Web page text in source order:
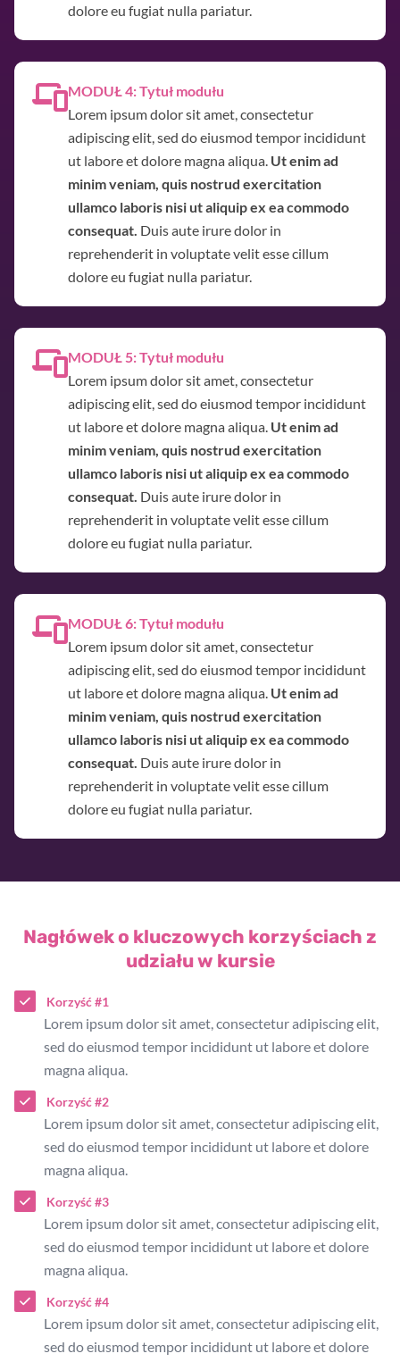
dolore eu fugiat nulla pariatur.
MODUŁ 4: Tytuł modułu
Lorem ipsum dolor sit amet, consectetur
adipiscing elit, sed do eiusmod tempor incididunt
ut labore et dolore magna aliqua. Ut enim ad
minim veniam, quis nostrud exercitation
ullamco laboris nisi ut aliquip ex ea commodo
consequat. Duis aute irure dolor in
reprehenderit in voluptate velit esse cillum
dolore eu fugiat nulla pariatur.
MODUŁ 5: Tytuł modułu
Lorem ipsum dolor sit amet, consectetur
adipiscing elit, sed do eiusmod tempor incididunt
ut labore et dolore magna aliqua. Ut enim ad
minim veniam, quis nostrud exercitation
ullamco laboris nisi ut aliquip ex ea commodo
consequat. Duis aute irure dolor in
reprehenderit in voluptate velit esse cillum
dolore eu fugiat nulla pariatur.
MODUŁ 6: Tytuł modułu
Lorem ipsum dolor sit amet, consectetur
adipiscing elit, sed do eiusmod tempor incididunt
ut labore et dolore magna aliqua. Ut enim ad
minim veniam, quis nostrud exercitation
ullamco laboris nisi ut aliquip ex ea commodo
consequat. Duis aute irure dolor in
reprehenderit in voluptate velit esse cillum
dolore eu fugiat nulla pariatur.
Nagłówek o kluczowych korzyściach z
udziału w kursie
Korzyść #1
Lorem ipsum dolor sit amet, consectetur adipiscing elit,
sed do eiusmod tempor incididunt ut labore et dolore
magna aliqua.
Korzyść #2
Lorem ipsum dolor sit amet, consectetur adipiscing elit,
sed do eiusmod tempor incididunt ut labore et dolore
magna aliqua.
Korzyść #3
Lorem ipsum dolor sit amet, consectetur adipiscing elit,
sed do eiusmod tempor incididunt ut labore et dolore
magna aliqua.
Korzyść #4
Lorem ipsum dolor sit amet, consectetur adipiscing elit,
sed do eiusmod tempor incididunt ut labore et dolore